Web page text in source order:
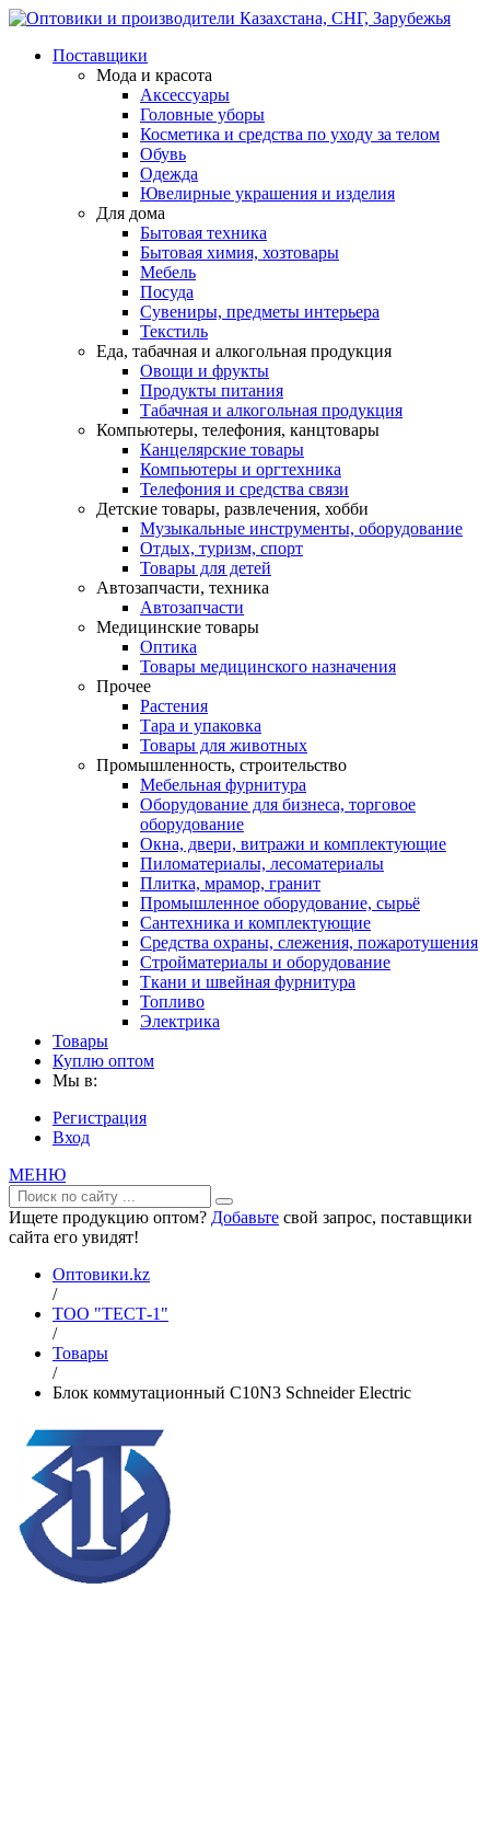
Поставщики
Мода и красота
Аксессуары
Головные уборы
Косметика и средства по уходу за телом
Обувь
Одежда
Ювелирные украшения и изделия
Для дома
Бытовая техника
Бытовая химия, хозтовары
Мебель
Посуда
Сувениры, предметы интерьера
Текстиль
Еда, табачная и алкогольная продукция
Овощи и фрукты
Продукты питания
Табачная и алкогольная продукция
Компьютеры, телефония, канцтовары
Канцелярские товары
Компьютеры и оргтехника
Телефония и средства связи
Детские товары, развлечения, хобби
Музыкальные инструменты, оборудование
Отдых, туризм, спорт
Товары для детей
Автозапчасти, техника
Автозапчасти
Медицинские товары
Оптика
Товары медицинского назначения
Прочее
Растения
Тара и упаковка
Товары для животных
Промышленность, строительство
Мебельная фурнитура
Оборудование для бизнеса, торговое
оборудование
Окна, двери, витражи и комплектующие
Пиломатериалы, лесоматериалы
Плитка, мрамор, гранит
Промышленное оборудование, сырьё
Сантехника и комплектующие
Средства охраны, слежения, пожаротушения
Стройматериалы и оборудование
Ткани и швейная фурнитура
Топливо
Электрика
Товары
Куплю оптом
Мы в:
Регистрация
Вход
МЕНЮ
Ищете продукцию оптом? Добавьте свой запрос, поставщики
сайта его увидят!
Оптовики.kz
/
ТОО "ТЕСТ-1"
/
Товары
/
Блок коммутационный C10N3 Schneider Electric